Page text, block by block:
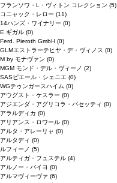
フランソワ・L・ヴィトン コレクション (5)
コニャック・レロー (11)
14ハンズ・ワイナリー (0)
E.ギガル (0)
Ferd. Pieroth GmbH (0)
GLMエストラーテヒヤ・デ・ヴィノス (0)
M by モナヴァン (0)
MGM モンド・デル・ヴィーノ (2)
SASピエール・シェニエ (0)
WGテゥンガースハイム (0)
アウグスト・ケスラー (0)
アジエンダ・アグリコラ・パセッティ (0)
アラルディカ (0)
アリアンス・ロワール (0)
アルタ・アレーリャ (0)
アルタディ (0)
ルフィーノ (5)
アルティガ・フュステル (4)
アルノー・バイヨ (0)
アルマヴィーヴァ (6)